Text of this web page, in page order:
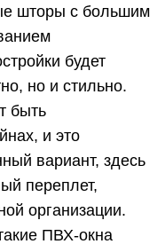
шторы с большим
будет
но и стильно.
быть
и это
вариант, здесь
переплет,
организации.
ПВХ-окна